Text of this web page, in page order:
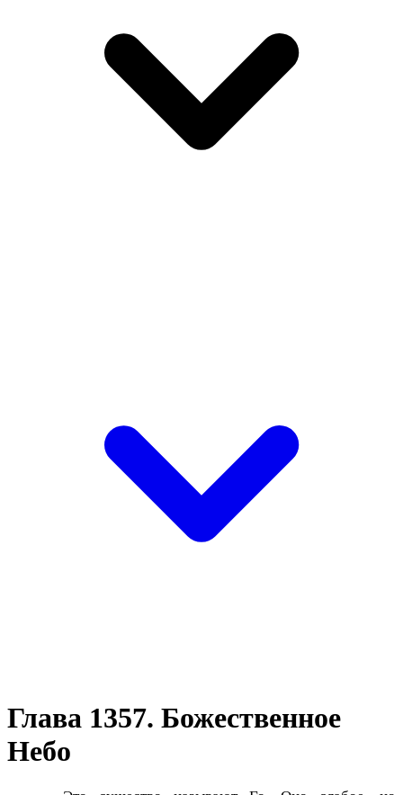
Глава 1357. Божественное
Небо